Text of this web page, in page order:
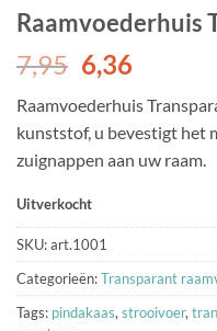
Raamvoederhuis
7,95
prijs
was:
7,95.
6,36Huidige
is:
6,36.
Raamvoederhuis
kunststof, u bevestigt het
zuignappen aan uw raam.
Uitverkocht
SKU:art.1001
Categorieën:Transparant
Tags: pindakaas,strooivoer,